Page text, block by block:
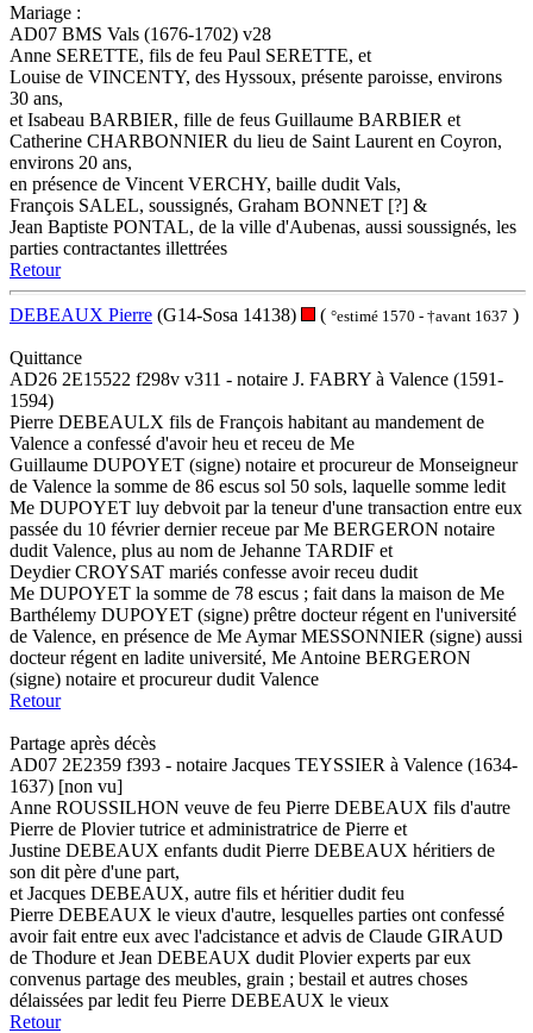
Mariage :
AD07 BMS Vals (1676-1702) v28
Anne SERETTE, fils de feu Paul SERETTE, et
Louise de VINCENTY, des Hyssoux, présente paroisse, environs
30 ans,
et Isabeau BARBIER, fille de feus Guillaume BARBIER et
Catherine CHARBONNIER du lieu de Saint Laurent en Coyron,
environs 20 ans,
en présence de Vincent VERCHY, baille dudit Vals,
François SALEL, soussignés, Graham BONNET [?] &
Jean Baptiste PONTAL, de la ville d'Aubenas, aussi soussignés, les
parties contractantes illettrées
Retour
DEBEAUX Pierre (G14-Sosa 14138) ( °estimé 1570 - †avant 1637 )
Quittance
AD26 2E15522 f298v v311 - notaire J. FABRY à Valence (1591-
1594)
Pierre DEBEAULX fils de François habitant au mandement de
Valence a confessé d'avoir heu et receu de Me
Guillaume DUPOYET (signe) notaire et procureur de Monseigneur
de Valence la somme de 86 escus sol 50 sols, laquelle somme ledit
Me DUPOYET luy debvoit par la teneur d'une transaction entre eux
passée du 10 février dernier receue par Me BERGERON notaire
dudit Valence, plus au nom de Jehanne TARDIF et
Deydier CROYSAT mariés confesse avoir receu dudit
Me DUPOYET la somme de 78 escus ; fait dans la maison de Me
Barthélemy DUPOYET (signe) prêtre docteur régent en l'université
de Valence, en présence de Me Aymar MESSONNIER (signe) aussi
docteur régent en ladite université, Me Antoine BERGERON
(signe) notaire et procureur dudit Valence
Retour
Partage après décès
AD07 2E2359 f393 - notaire Jacques TEYSSIER à Valence (1634-
1637) [non vu]
Anne ROUSSILHON veuve de feu Pierre DEBEAUX fils d'autre
Pierre de Plovier tutrice et administratrice de Pierre et
Justine DEBEAUX enfants dudit Pierre DEBEAUX héritiers de
son dit père d'une part,
et Jacques DEBEAUX, autre fils et héritier dudit feu
Pierre DEBEAUX le vieux d'autre, lesquelles parties ont confessé
avoir fait entre eux avec l'adcistance et advis de Claude GIRAUD
de Thodure et Jean DEBEAUX dudit Plovier experts par eux
convenus partage des meubles, grain ; bestail et autres choses
délaissées par ledit feu Pierre DEBEAUX le vieux
Retour